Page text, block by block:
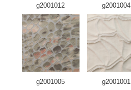
g2001012 g2001004
g2001005 g2001001